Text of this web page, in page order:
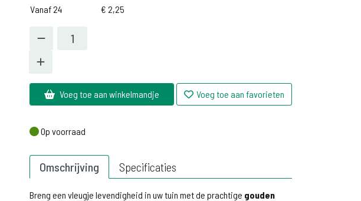
Vanaf 24
€ 2,25
Voeg toe aan winkelmandje Voeg toe aan favorieten
Op voorraad
Op voorraad
Omschrijving Specificaties
Breng een vleugje levendigheid in uw tuin met de prachtige gouden